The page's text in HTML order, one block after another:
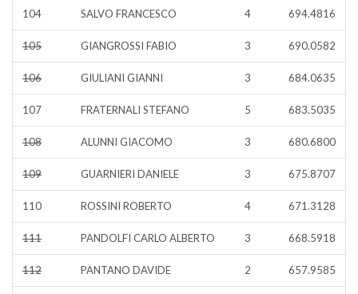
104 SALVO FRANCESCO 4 694.4816
105 GIANGROSSI FABIO 3 690.0582
106 GIULIANI GIANNI 3 684.0635
107 FRATERNALI STEFANO 5 683.5035
108 ALUNNI GIACOMO 3 680.6800
109 GUARNIERI DANIELE 3 675.8707
110 ROSSINI ROBERTO 4 671.3128
111 PANDOLFI CARLO ALBERTO 3 668.5918
112 PANTANO DAVIDE 2 657.9585